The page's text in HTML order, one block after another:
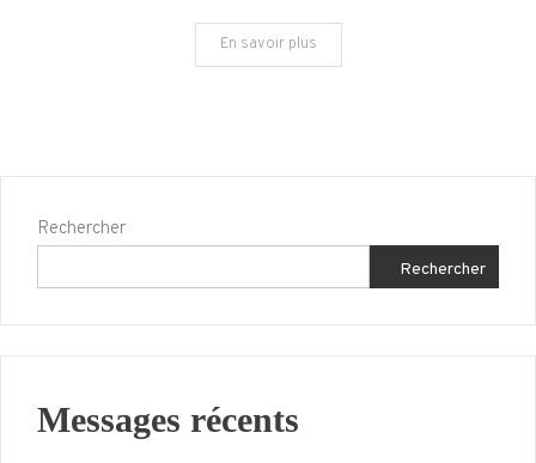
En savoir plus
Rechercher
Rechercher
Messages récents